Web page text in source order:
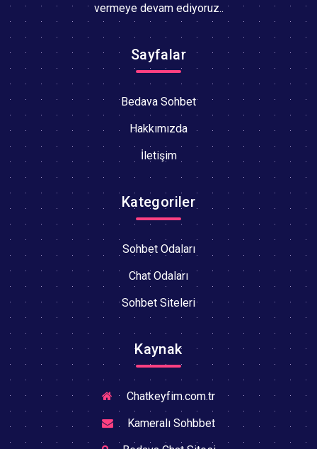
vermeye devam ediyoruz..
Sayfalar
Bedava Sohbet
Hakkımızda
İletişim
Kategoriler
Sohbet Odaları
Chat Odaları
Sohbet Siteleri
Kaynak
Chatkeyfim.com.tr
Kameralı Sohbbet